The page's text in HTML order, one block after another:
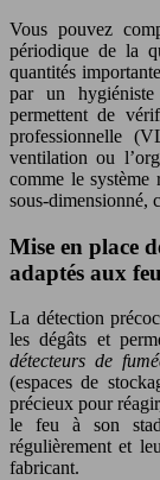
Vous pouvez
périodique de la
quantités
par un
permettent de
professionnelle
ventilation ou
comme le système
sous-dimensionné,
Mise en place
adaptés aux
La détection
les dégâts et
détecteurs de
(espaces de
précieux pour
le feu à son
régulièrement et
fabricant.